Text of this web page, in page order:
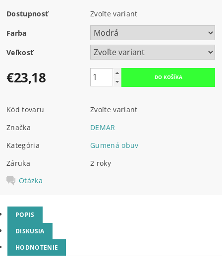
Dostupnosť Zvoľte variant
Farba
Veľkosť
€23,18
Kód tovaru
Zvoľte variant
Značka
DEMAR
Kategória
Gumená obuv
Záruka
2 roky
Otázka
POPIS
DISKUSIA
HODNOTENIE